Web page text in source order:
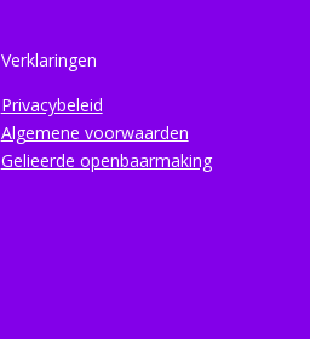
Verklaringen
Privacybeleid
Algemene voorwaarden
Gelieerde openbaarmaking